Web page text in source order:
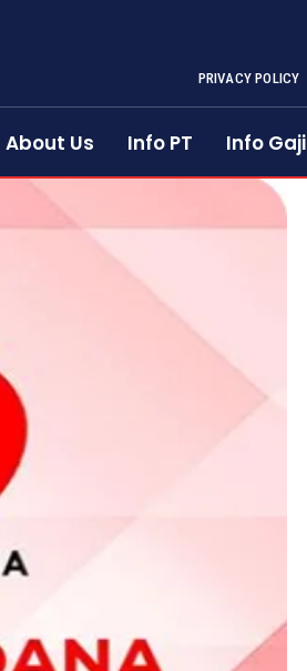
PRIVACY POLICY
About Us Info PT Info Gaji